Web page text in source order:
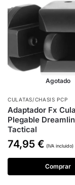
Agotado
CULATAS/CHASIS PCP
Adaptador Fx
Plegable
Tactical
74,95 € (IVA incluido)
Comprar